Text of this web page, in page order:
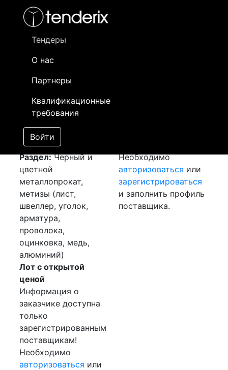
Тендеры
О нас
Партнеры
Квалификационные
требования
Войти
- активный лот
- сохраненный лот (не опубликован)
Закуп: Шина медная
[Завершен]
Лот №:
АУКЦИОН (покупка
товара)
Раздел:Черный и
цветной
металлопрокат,
метизы (лист,
швеллер, уголок,
арматура,
проволока,
оцинковка, медь,
алюминий)
Лот с открытой
ценой
Информация о
заказчике доступна
только
зарегистрированным
поставщикам!
Необходимо
авторизоваться или
Необходимо
авторизоваться или
зарегистрироваться
и заполнить профиль
поставщика.